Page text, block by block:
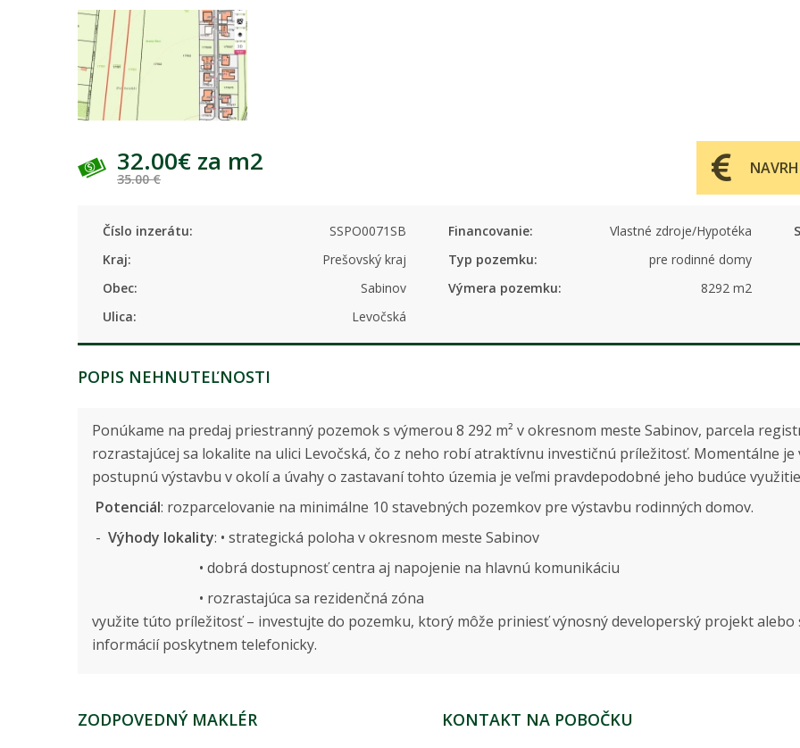
32.00€ za m2
35.00 €
Číslo inzerátu:
SSPO0071SB
Kraj:
Prešovský kraj
Obec:
Sabinov
Ulica:
Levočská
Financovanie:
Vlastné zdroje/Hypotéka
Typ pozemku:
pre rodinné domy
Výmera pozemku:
8292 m2
POPIS NEHNUTEĽNOSTI
Ponúkame na predaj priestranný pozemok s výmerou 8 292 m² v okresnom meste Sabinov, parcela
rozrastajúcej sa lokalite na ulici Levočská, čo z neho robí atraktívnu investičnú príležitosť. Momentálne je
postupnú výstavbu v okolí a úvahy o zastavaní tohto územia je veľmi pravdepodobné jeho budúce
Potenciál: rozparcelovanie na minimálne 10 stavebných pozemkov pre výstavbu rodinných domov.
- Výhody lokality: • strategická poloha v okresnom meste Sabinov
• dobrá dostupnosť centra aj napojenie na hlavnú komunikáciu
• rozrastajúca sa rezidenčná zóna • dlhodobý
využite túto príležitosť – investujte do pozemku, ktorý môže priniesť výnosný developerský projekt
informácií poskytnem telefonicky.
ZODPOVEDNÝ MAKLÉR KONTAKT NA POBOČKU